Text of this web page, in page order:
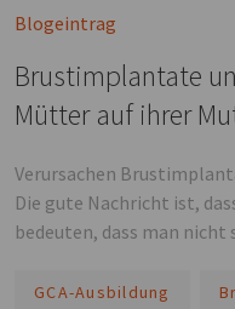
Blogeintrag
Brustimplantate
Mütter auf ihrer
Verursachen
Die gute Nachricht ist,
bedeuten, dass man
GCA-Ausbildung